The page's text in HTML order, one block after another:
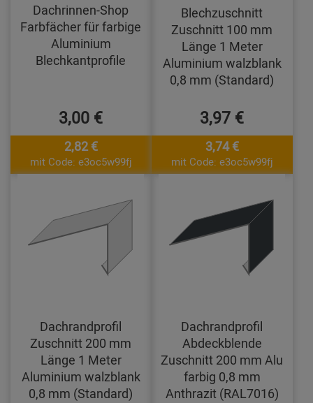
Dachrinnen-Shop
Farbfächer für farbige
Aluminium
Blechkantprofile
3,00 €
2,82 €
mit Code: e3oc5w99fj
Blechzuschnitt
Zuschnitt 100 mm
Länge 1 Meter
Aluminium walzblank
0,8 mm (Standard)
3,97 €
3,74 €
mit Code: e3oc5w99fj
Dachrandprofil
Zuschnitt 200 mm
Länge 1 Meter
Aluminium walzblank
0,8 mm (Standard)
Dachrandprofil
Abdeckblende
Zuschnitt 200 mm Alu
farbig 0,8 mm
Anthrazit (RAL7016)